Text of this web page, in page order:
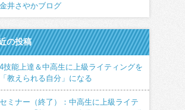
井さやかブログ
の投稿
技能上達＆中高生に上級ライティングを
教えられる自分」になる
ミナー（終了）：中高生に上級ライテ